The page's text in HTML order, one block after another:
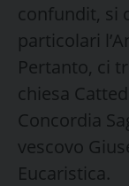
confundit, si
particolari
Pertanto, ci
chiesa
Concordia
vescovo
Eucaristica.